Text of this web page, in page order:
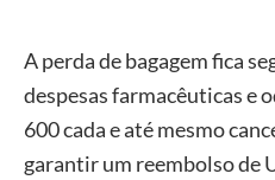
A perda de bagagem fica
despesas farmacêuticas e
600 cada e até mesmo
garantir um reembolso de